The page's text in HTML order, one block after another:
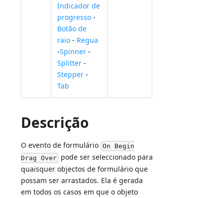
Indicador de
progresso -
Botão de
raio - Regua
-Spinner -
Splitter -
Stepper -
Tab
Descrição
O evento de formulário On Begin
Drag Over pode ser seleccionado para
quaisquer objectos de formulário que
possam ser arrastados. Ela é gerada
em todos os casos em que o objeto